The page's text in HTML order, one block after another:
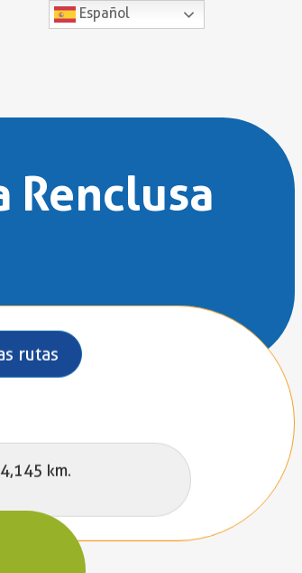
Renclusa
rutas
km.
Español